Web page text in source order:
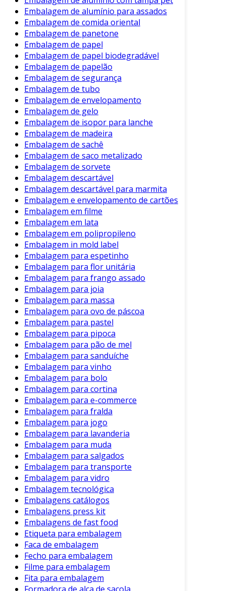
A embalagem de jogos é um aspecto vital que
não pode ser negligenciado. Ela não apenas
protege os componentes, mas também
influencia a percepção e a decisão de compra
do consumidor. Portanto, ao desenvolver
jogos, refletir sobre a embalagem é um passo
essencial.
Em resumo, a combinação de materiais
adequados, design atrativo, informações claras
e preocupações ambientais resultam em uma
embalagem que não apenas chama a atenção,
mas também oferece valor real ao consumidor.
Assim, investir em uma embalagem de
qualidade é uma estratégia acertada para
qualquer empresa do setor.
Embalagem de alumínio para assados
Embalagem de comida oriental
Embalagem de panetone
Embalagem de papel
Embalagem de papel biodegradável
Embalagem de papelão
Embalagem de segurança
Embalagem de tubo
Embalagem de envelopamento
Embalagem de gelo
Embalagem de isopor para lanche
Embalagem de madeira
Embalagem de sachê
Embalagem de saco metalizado
Embalagem de sorvete
Embalagem descartável
Embalagem descartável para marmita
Embalagem e envelopamento de cartões
Embalagem em filme
Embalagem em lata
Embalagem em polipropileno
Embalagem in mold label
Embalagem para espetinho
Embalagem para flor unitária
Embalagem para frango assado
Embalagem para joia
Embalagem para massa
Embalagem para ovo de páscoa
Embalagem para pastel
Embalagem para pipoca
Embalagem para pão de mel
Embalagem para sanduíche
Embalagem para vinho
Embalagem para bolo
Embalagem para cortina
Embalagem para e-commerce
Embalagem para fralda
Embalagem para jogo
Embalagem para lavanderia
Embalagem para muda
Embalagem para salgados
Embalagem para transporte
Embalagem para vidro
Embalagem tecnológica
Embalagens catálogos
Embalagens press kit
Embalagens de fast food
Etiqueta para embalagem
Faca de embalagem
Fecho para embalagem
Filme para embalagem
Fita para embalagem